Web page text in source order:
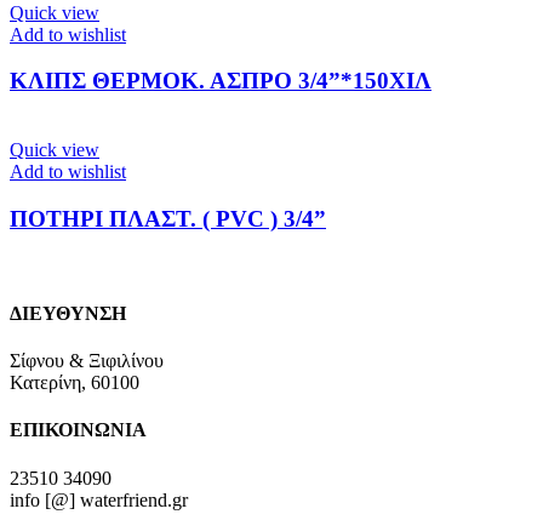
Quick view
Add to wishlist
ΚΛΙΠΣ ΘΕΡΜΟΚ. ΑΣΠΡΟ 3/4”*150ΧΙΛ
Quick view
Add to wishlist
ΠΟΤΗΡΙ ΠΛΑΣΤ. ( PVC ) 3/4”
ΔΙΕΥΘΥΝΣΗ
Σίφνου & Ξιφιλίνου
Κατερίνη, 60100
ΕΠΙΚΟΙΝΩΝΙΑ
23510 34090
info [@] waterfriend.gr